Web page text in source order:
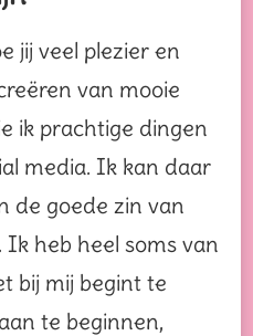
jij veel plezier en
van mooie
ik prachtige dingen
media. Ik kan daar
de goede zin van
heb heel soms van
bij mij begint te
te beginnen,